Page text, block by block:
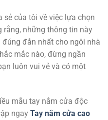
sẻ của tôi về việc lựa chọn
rằng, những thông tin này
đắn nhất cho ngôi nhà
mắc nào, đừng ngần
luôn vui vẻ và có một
mẫu tay nắm cửa độc
ngay Tay nắm cửa cao